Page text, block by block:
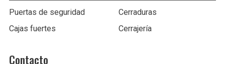
Puertas de seguridad
Cerraduras
Cajas fuertes
Cerrajería
Contacto